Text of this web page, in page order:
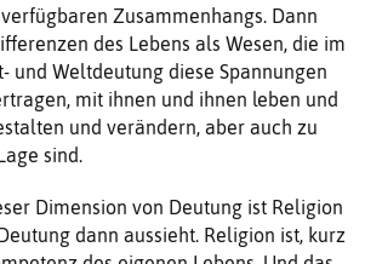
Zusammenhangs. Dann
des Lebens als Wesen, die im
und Weltdeutung diese Spannungen
mit ihnen und ihnen leben und
und verändern, aber auch zu
sind.
Dimension von Deutung ist Religion
dann aussieht. Religion ist, kurz